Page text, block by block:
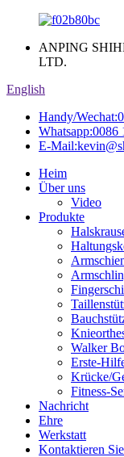
ANPING
LTD.
English
Handy/Wechat:
Whatsapp:0086
E-Mail:
Heim
Über uns
Video
Produkte
Walker
Erste-
Krücke/
Fitness-
Nachricht
Ehre
Werkstatt
Kontaktieren